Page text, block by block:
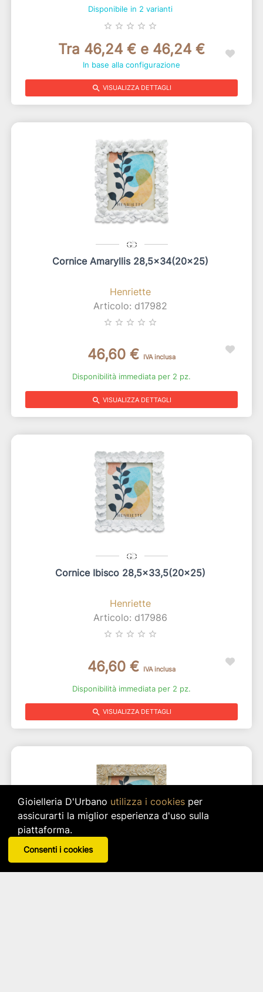
Disponibile in 2 varianti
star_border star_border star_border star_border star_border
Tra 46,24 € e 46,24 €
In base alla configurazione
search VISUALIZZA DETTAGLI
Cornice Amaryllis 28,5x34(20x25)
Henriette
Articolo: d17982
star_border star_border star_border star_border star_border
46,60 € IVA inclusa
Disponibilità immediata per 2 pz.
search VISUALIZZA DETTAGLI
Cornice Ibisco 28,5x33,5(20x25)
Henriette
Articolo: d17986
star_border star_border star_border star_border star_border
46,60 € IVA inclusa
Disponibilità immediata per 2 pz.
search VISUALIZZA DETTAGLI
Gioielleria D'Urbano utilizza i cookiesper
assicurarti la miglior esperienza d'uso sulla
piattaforma.
Consenti i cookies